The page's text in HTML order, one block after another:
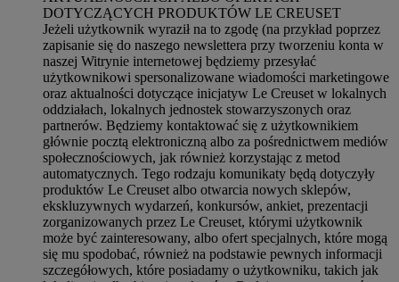
DOTYCZĄCYCH PRODUKTÓW LE CREUSET
Jeżeli użytkownik wyraził na to zgodę (na przykład poprzez
zapisanie się do naszego newslettera przy tworzeniu konta w
naszej Witrynie internetowej będziemy przesyłać
użytkownikowi spersonalizowane wiadomości marketingowe
oraz aktualności dotyczące inicjatyw Le Creuset w lokalnych
oddziałach, lokalnych jednostek stowarzyszonych oraz
partnerów. Będziemy kontaktować się z użytkownikiem
głównie pocztą elektroniczną albo za pośrednictwem mediów
społecznościowych, jak również korzystając z metod
automatycznych. Tego rodzaju komunikaty będą dotyczyły
produktów Le Creuset albo otwarcia nowych sklepów,
ekskluzywnych wydarzeń, konkursów, ankiet, prezentacji
zorganizowanych przez Le Creuset, którymi użytkownik
może być zainteresowany, albo ofert specjalnych, które mogą
się mu spodobać, również na podstawie pewnych informacji
szczegółowych, które posiadamy o użytkowniku, takich jak